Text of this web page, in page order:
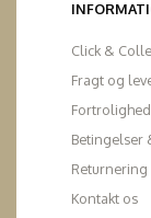
Click &
Fragt og
Fortrolighed
Betingelser
Returnering
Kontakt os